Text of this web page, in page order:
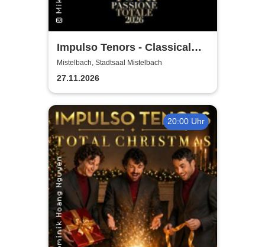
Impulso Tenors - Classical
Crossover
Mistelbach, Stadtsaal Mistelbach
27.11.2026
20:00 Uhr